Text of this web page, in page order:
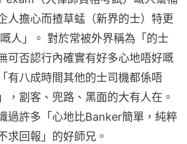
人擔心而揸草蜢（新界的士）特更
人」。 對於常被外界稱為「的士
可否認行內確實有好多心地唔好嘅
有八成時間其他的士司機都係唔
，劏客、兜路、黑面的大有人在。
過許多「心地比Banker簡單，純粹
求回報」的好師兄。